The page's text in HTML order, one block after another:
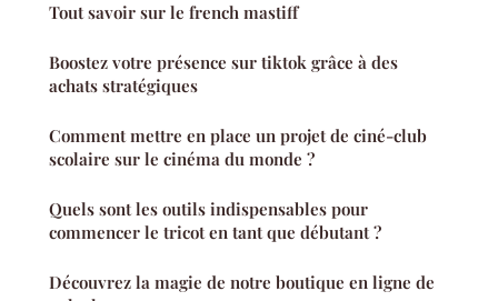
Tout savoir sur le french mastiff
Boostez votre présence sur tiktok grâce à des
achats stratégiques
Comment mettre en place un projet de ciné-club
scolaire sur le cinéma du monde ?
Quels sont les outils indispensables pour
commencer le tricot en tant que débutant ?
Découvrez la magie de notre boutique en ligne de